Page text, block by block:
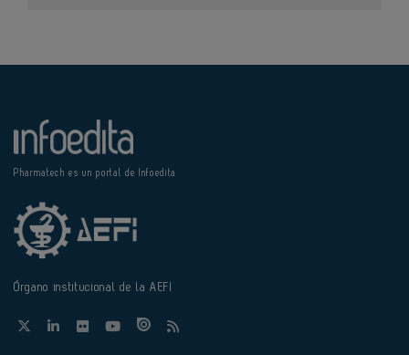
Pharmatech es un portal de Infoedita
Órgano institucional de la AEFI